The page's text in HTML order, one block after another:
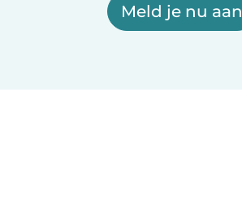
Meld je nu aan